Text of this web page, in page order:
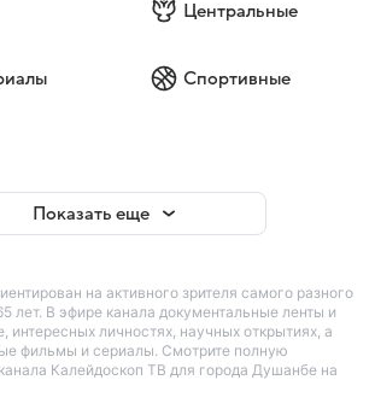
Центральные
Спортивные
Показать еще
на активного зрителя самого разного
лет. В эфире канала документальные ленты и
интересных личностях, научных открытиях, а
фильмы и сериалы. Смотрите полную
Калейдоскоп ТВ для города Душанбе на